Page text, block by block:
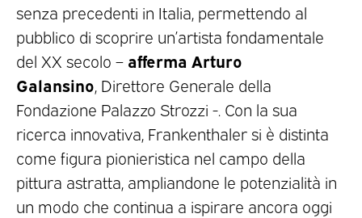
senza precedenti in Italia, permettendo al
pubblico di scoprire un’artista fondamentale
del XX secolo – afferma Arturo
Galansino , Direttore Generale della
Fondazione Palazzo Strozzi -. Con la sua
ricerca innovativa, Frankenthaler si è distinta
come figura pionieristica nel campo della
pittura astratta, ampliandone le potenzialità in
un modo che continua a ispirare ancora oggi